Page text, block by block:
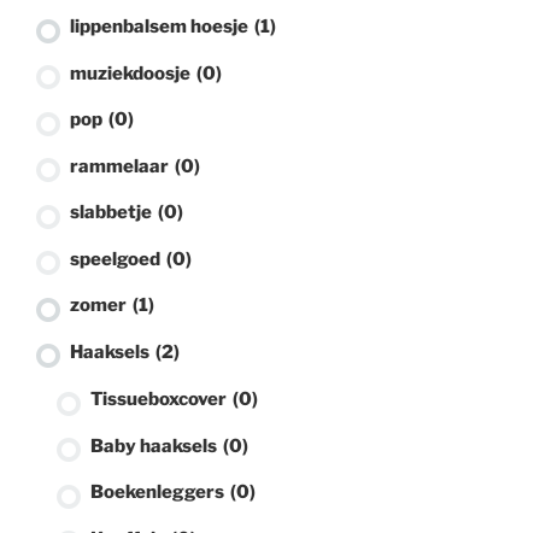
lippenbalsem hoesje (1)
muziekdoosje (0)
pop (0)
rammelaar (0)
slabbetje (0)
speelgoed (0)
zomer (1)
Haaksels (2)
Tissueboxcover (0)
Baby haaksels (0)
Boekenleggers (0)